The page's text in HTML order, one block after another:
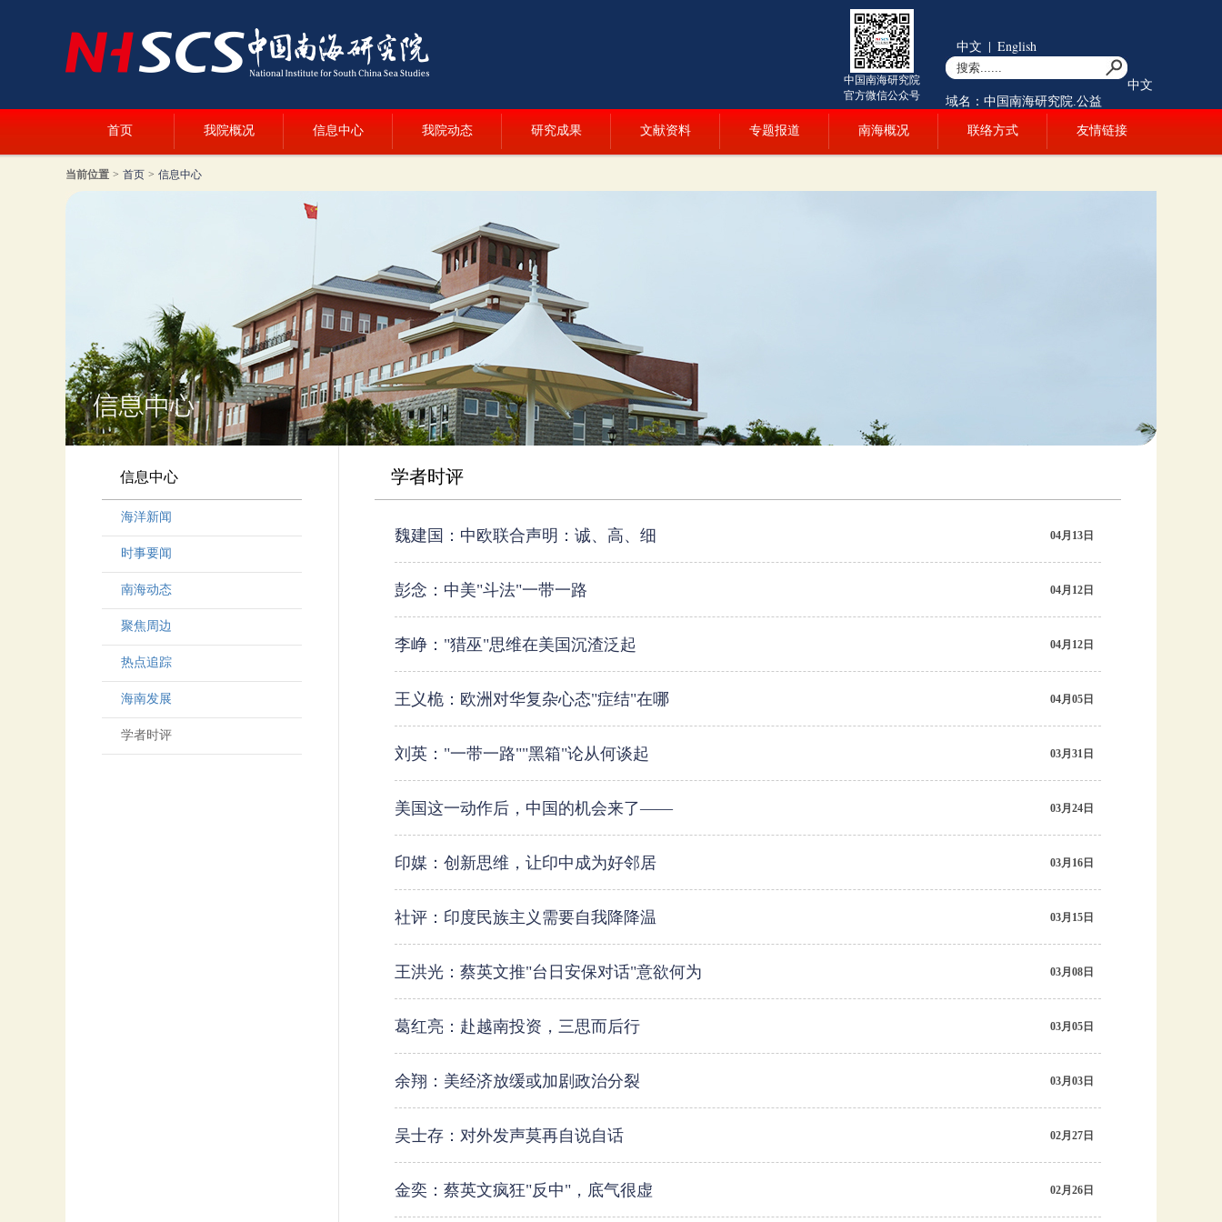
中国南海研究院
官方微信公众号
中文 | English
中文
域名：中国南海研究院.公益
首页 我院概况 信息中心 我院动态 研究成果 文献资料 专题报道 南海概况 联络方式 友情链接
当前位置 > 首页 > 信息中心
信息中心
海洋新闻
时事要闻
南海动态
聚焦周边
热点追踪
海南发展
学者时评
学者时评
魏建国：中欧联合声明：诚、高、细 04月13日
彭念：中美"斗法"一带一路 04月12日
李峥："猎巫"思维在美国沉渣泛起 04月12日
王义桅：欧洲对华复杂心态"症结"在哪 04月05日
刘英："一带一路""黑箱"论从何谈起 03月31日
美国这一动作后，中国的机会来了—— 03月24日
印媒：创新思维，让印中成为好邻居 03月16日
社评：印度民族主义需要自我降降温 03月15日
王洪光：蔡英文推"台日安保对话"意欲何为 03月08日
葛红亮：赴越南投资，三思而后行 03月05日
余翔：美经济放缓或加剧政治分裂 03月03日
吴士存：对外发声莫再自说自话 02月27日
金奕：蔡英文疯狂"反中"，底气很虚 02月26日